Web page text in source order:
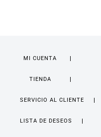
MI CUENTA
TIENDA
SERVICIO AL CLIENTE
LISTA DE DESEOS